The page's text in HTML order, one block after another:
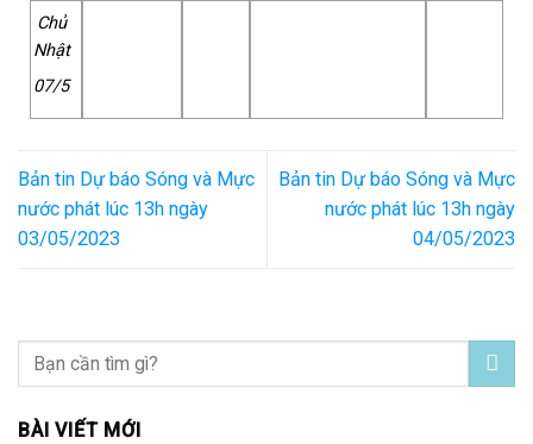
Chủ
Nhật
07/5
Bản tin Dự báo Sóng và Mực
nước phát lúc 13h ngày
03/05/2023
Bản tin Dự báo Sóng và Mực
nước phát lúc 13h ngày
04/05/2023
BÀI VIẾT MỚI